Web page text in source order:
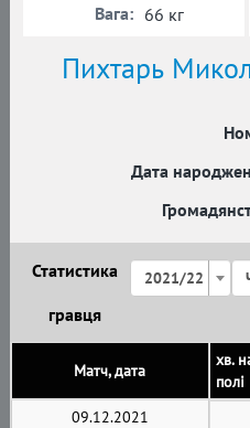
Пихтарь
Дата
Вага: 66 кг
Статистика
гравця
2021/22
Матч, дата
хв.
полі
09.12.2021